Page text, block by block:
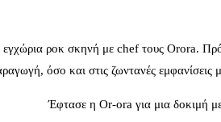
εγχώρια ροκ σκηνή με chef τους Orora.
όσο και στις ζωντανές εμφανίσεις
Έφτασε η Or-ora για μια δοκιμή